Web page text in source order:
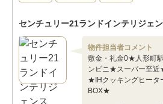
センチュリー21ランドインテリジェ
物件担当者コメント
敷金・礼金0★人形町
ンビニ★スーパー至
★IHクッキングヒー
BOX★